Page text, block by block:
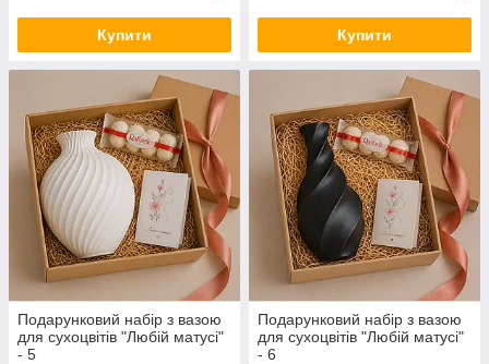
Купити Купити
Подарунковий набір з вазою
для сухоцвітів "Любій матусі"
- 5
Подарунковий набір з вазою
для сухоцвітів "Любій матусі"
- 6